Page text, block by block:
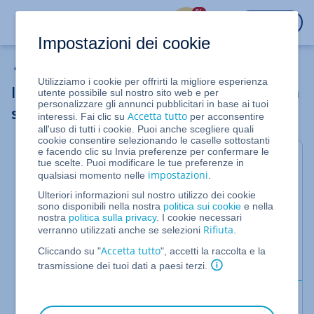
%
Integrare un'archiviazione condivisa su un
server (CentOS)
Per Server Cloud e Server Dedicati gestiti
nel Cloud Panel
In questo articolo ti mostriamo come integrare
un'archiviazione condivisa su un server in cui è
installata una distribuzione Linux di CentOS 7,
CentOS Stream 8 o CentOS Stream 9.
Impostazioni dei cookie
Utilizziamo i cookie per offrirti la migliore esperienza
utente possibile sul nostro sito web e per
personalizzare gli annunci pubblicitari in base ai tuoi
interessi. Fai clic suAccetta tutto per acconsentire
all'uso di tutti i cookie. Puoi anche scegliere quali
cookie consentire selezionando le caselle sottostanti
e facendo clic su Invia preferenze per confermare le
tue scelte. Puoi modificare le tue preferenze in
qualsiasi momento nelle impostazioni
Ulteriori informazioni sul nostro utilizzo dei cookie
sono disponibili nella nostra politica sui cookie e nella
nostra politica sulla privacy. I cookie necessari
verranno utilizzati anche se selezioni Rifiuta
Cliccando su "Accetta tutto", accetti la raccolta e la
trasmissione dei tuoi dati a paesi terzi.